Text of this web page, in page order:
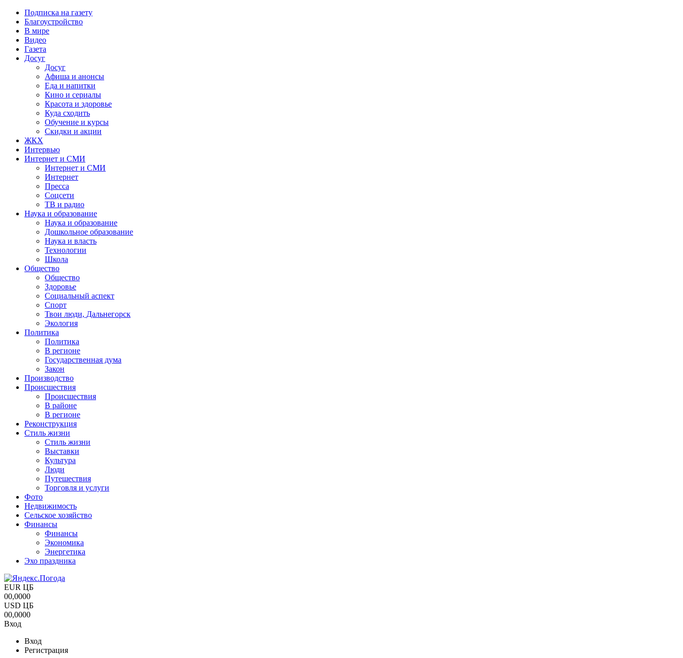
Подписка на газету
Благоустройство
В мире
Видео
Газета
Досуг
Досуг
Афиша и анонсы
Еда и напитки
Кино и сериалы
Красота и здоровье
Куда сходить
Обучение и курсы
Скидки и акции
ЖКХ
Интервью
Интернет и СМИ
Интернет и СМИ
Интернет
Пресса
Соцсети
ТВ и радио
Наука и образование
Наука и образование
Дошкольное образование
Наука и власть
Технологии
Школа
Общество
Общество
Здоровье
Социальный аспект
Спорт
Твои люди, Дальнегорск
Экология
Политика
Политика
В регионе
Государственная дума
Закон
Производство
Происшествия
Происшествия
В районе
В регионе
Реконструкция
Стиль жизни
Стиль жизни
Выставки
Культура
Люди
Путешествия
Торговля и услуги
Фото
Недвижимость
Сельское хозяйство
Финансы
Финансы
Экономика
Энергетика
Эхо праздника
EUR ЦБ
00,0000
USD ЦБ
00,0000
Вход
Вход
Регистрация